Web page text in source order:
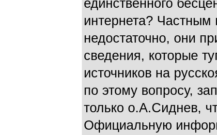
единственного
интернета?
недостаточно, они
сведения, которые
источников на
по этому вопросу,
только о.А.Сиднев,
Официальную